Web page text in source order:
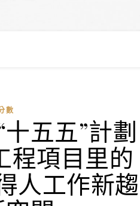
數
五五”計劃
程項目里的
人工作新趨